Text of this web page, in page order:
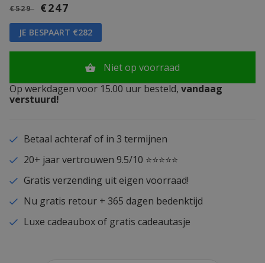
€529 €247
JE BESPAART €282
Niet op voorraad
Op werkdagen voor 15.00 uur besteld, vandaag
verstuurd!
Betaal achteraf of in 3 termijnen
20+ jaar vertrouwen 9.5/10 ⭐⭐⭐⭐⭐
Gratis verzending uit eigen voorraad!
Nu gratis retour + 365 dagen bedenktijd
Luxe cadeaubox of gratis cadeautasje